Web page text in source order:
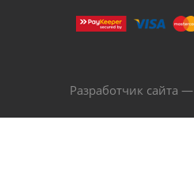
Разработчик сайта —